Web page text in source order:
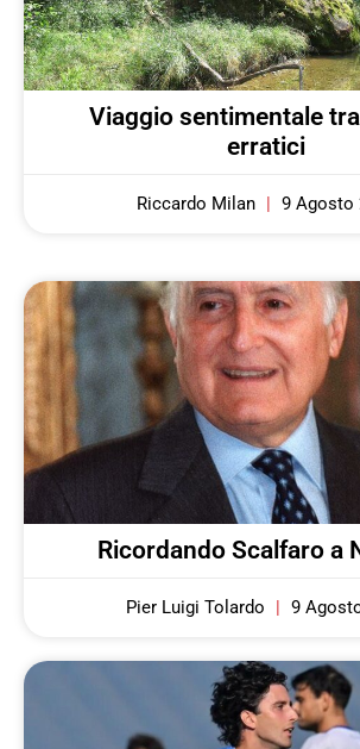
Viaggio sentimentale
erratici
Riccardo Milan 9 Agosto
Ricordando Scalfaro a
Pier Luigi Tolardo 9